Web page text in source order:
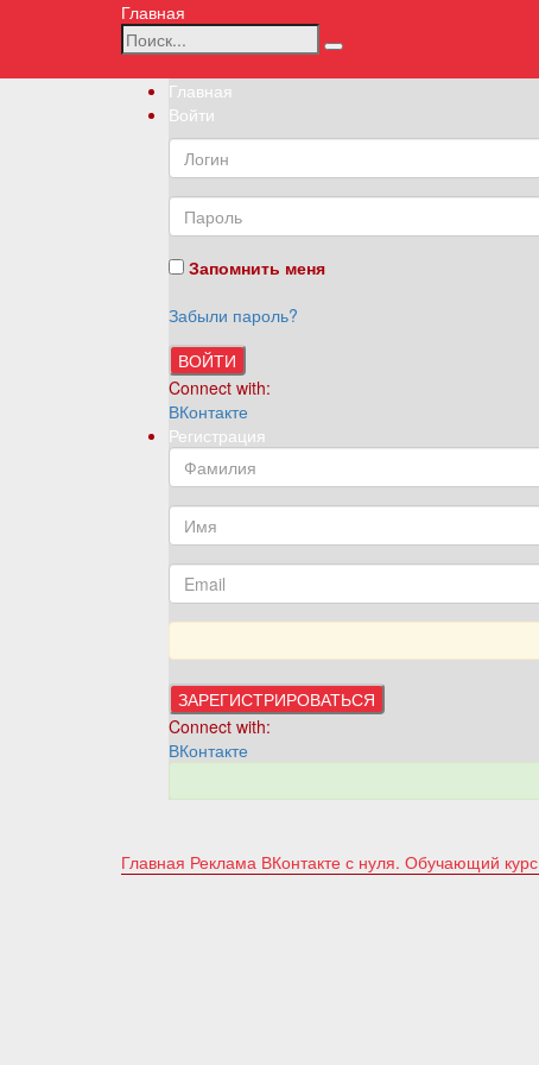
Главная
Главная
Войти
Запомнить меня
Забыли пароль?
ВОЙТИ
Connect with:
ВКонтакте
Регистрация
Connect with:
ВКонтакте
Главная Реклама ВКонтакте с нуля. Обучающий курс